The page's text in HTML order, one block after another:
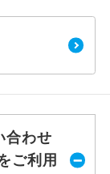
合わせ
ご利用